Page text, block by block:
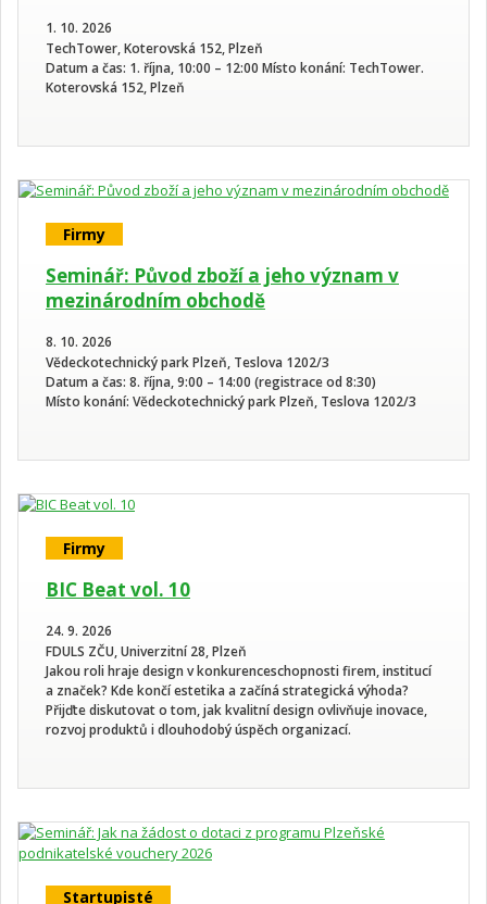
1. 10. 2026
TechTower, Koterovská 152, Plzeň
Datum a čas: 1. října, 10:00 – 12:00 Místo konání: TechTower.
Koterovská 152, Plzeň
Firmy
Seminář: Původ zboží a jeho význam v
mezinárodním obchodě
8. 10. 2026
Vědeckotechnický park Plzeň, Teslova 1202/3
Datum a čas: 8. října, 9:00 – 14:00 (registrace od 8:30)
Místo konání: Vědeckotechnický park Plzeň, Teslova 1202/3
Firmy
BIC Beat vol. 10
24. 9. 2026
FDULS ZČU, Univerzitní 28, Plzeň
Jakou roli hraje design v konkurenceschopnosti firem, institucí
a značek? Kde končí estetika a začíná strategická výhoda?
Přijďte diskutovat o tom, jak kvalitní design ovlivňuje inovace,
rozvoj produktů i dlouhodobý úspěch organizací.
Startupisté